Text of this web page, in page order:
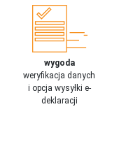
wygoda
weryfikacja danych
i opcja wysyłki e-
deklaracji